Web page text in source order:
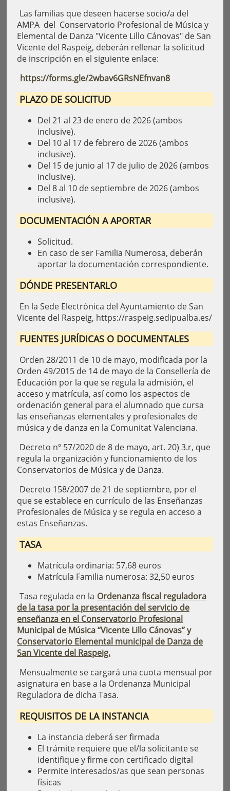
Las familias que deseen hacerse socio/a del
AMPA del Conservatorio Profesional de Música y
Elemental de Danza "Vicente Lillo Cánovas" de San
Vicente del Raspeig, deberán rellenar la solicitud
de inscripción en el siguiente enlace:
https://forms.gle/2wbav6GRsNEfnvan8
PLAZO DE SOLICITUD
Del 21 al 23 de enero de 2026 (ambos
inclusive).
Del 10 al 17 de febrero de 2026 (ambos
inclusive).
Del 15 de junio al 17 de julio de 2026 (ambos
inclusive).
Del 8 al 10 de septiembre de 2026 (ambos
inclusive).
DOCUMENTACIÓN A APORTAR
Solicitud.
En caso de ser Familia Numerosa, deberán
aportar la documentación correspondiente.
DÓNDE PRESENTARLO
En la Sede Electrónica del Ayuntamiento de San
Vicente del Raspeig, https://raspeig.sedipualba.es/
FUENTES JURÍDICAS O DOCUMENTALES
Orden 28/2011 de 10 de mayo, modificada por la
Orden 49/2015 de 14 de mayo de la Consellería de
Educación por la que se regula la admisión, el
acceso y matrícula, así como los aspectos de
ordenación general para el alumnado que cursa
las enseñanzas elementales y profesionales de
música y de danza en la Comunitat Valenciana.
Decreto nº 57/2020 de 8 de mayo, art. 20) 3.r, que
regula la organización y funcionamiento de los
Conservatorios de Música y de Danza.
Decreto 158/2007 de 21 de septiembre, por el
que se establece en currículo de las Enseñanzas
Profesionales de Música y se regula en acceso a
estas Enseñanzas.
TASA
Matrícula ordinaria: 57,68 euros
Matrícula Familia numerosa: 32,50 euros
Tasa regulada en la Ordenanza fiscal reguladora
de la tasa por la presentación del servicio de
enseñanza en el Conservatorio Profesional
Municipal de Música “Vicente Lillo Cánovas” y
Conservatorio Elemental municipal de Danza de
San Vicente del Raspeig.
Mensualmente se cargará una cuota mensual por
asignatura en base a la Ordenanza Municipal
Reguladora de dicha Tasa.
REQUISITOS DE LA INSTANCIA
La instancia deberá ser firmada
El trámite requiere que el/la solicitante se
identifique y firme con certificado digital
Permite interesados/as que sean personas
físicas